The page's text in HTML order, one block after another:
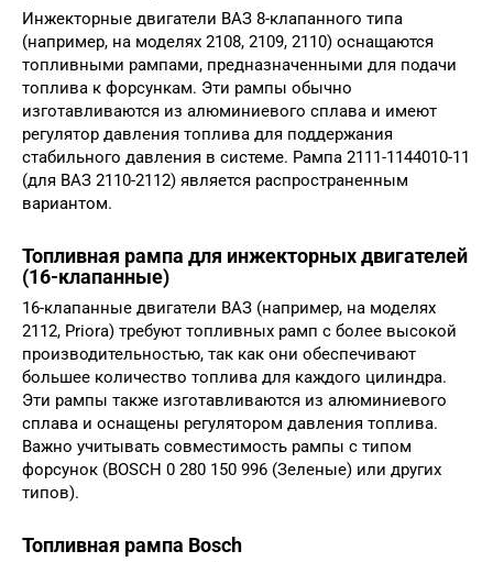
Инжекторные двигатели ВАЗ 8-клапанного типа
(например, на моделях 2108, 2109, 2110) оснащаются
топливными рампами, предназначенными для подачи
топлива к форсункам. Эти рампы обычно
изготавливаются из алюминиевого сплава и имеют
регулятор давления топлива для поддержания
стабильного давления в системе. Рампа 2111-1144010-11
(для ВАЗ 2110-2112) является распространенным
вариантом.
Топливная рампа для инжекторных двигателей
(16-клапанные)
16-клапанные двигатели ВАЗ (например, на моделях
2112, Priora) требуют топливных рамп с более высокой
производительностью, так как они обеспечивают
большее количество топлива для каждого цилиндра.
Эти рампы также изготавливаются из алюминиевого
сплава и оснащены регулятором давления топлива.
Важно учитывать совместимость рампы с типом
форсунок (BOSCH 0 280 150 996 (Зеленые) или других
типов).
Топливная рампа Bosch